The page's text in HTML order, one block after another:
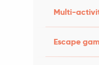
Multi-
Escape
!